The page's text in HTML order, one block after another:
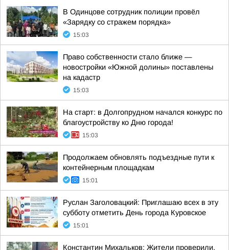
В Одинцове сотрудник полиции провёл
«Зарядку со стражем порядка»
15:03
Право собственности стало ближе —
новостройки «Южной долины» поставлены
на кадастр
15:03
На старт: в Долгопрудном начался конкурс по
благоустройству ко Дню города!
15:03
Продолжаем обновлять подъездные пути к
контейнерным площадкам
15:01
Руслан Заголовацкий: Приглашаю всех в эту
субботу отметить День города Куровское
15:01
Константин Михальков: Жители проверили,